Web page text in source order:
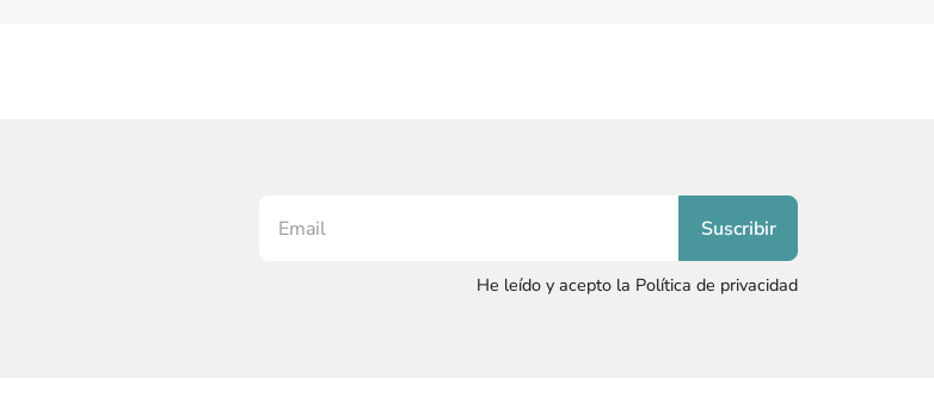
He leído y acepto la Política de privacidad